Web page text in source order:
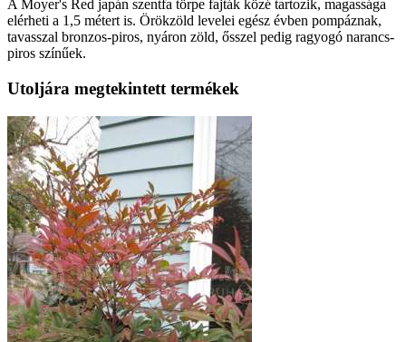
A Moyer's Red japán szentfa törpe fajták közé tartozik, magassága
elérheti a 1,5 métert is. Örökzöld levelei egész évben pompáznak,
tavasszal bronzos-piros, nyáron zöld, ősszel pedig ragyogó narancs-
piros színűek.
Utoljára megtekintett termékek